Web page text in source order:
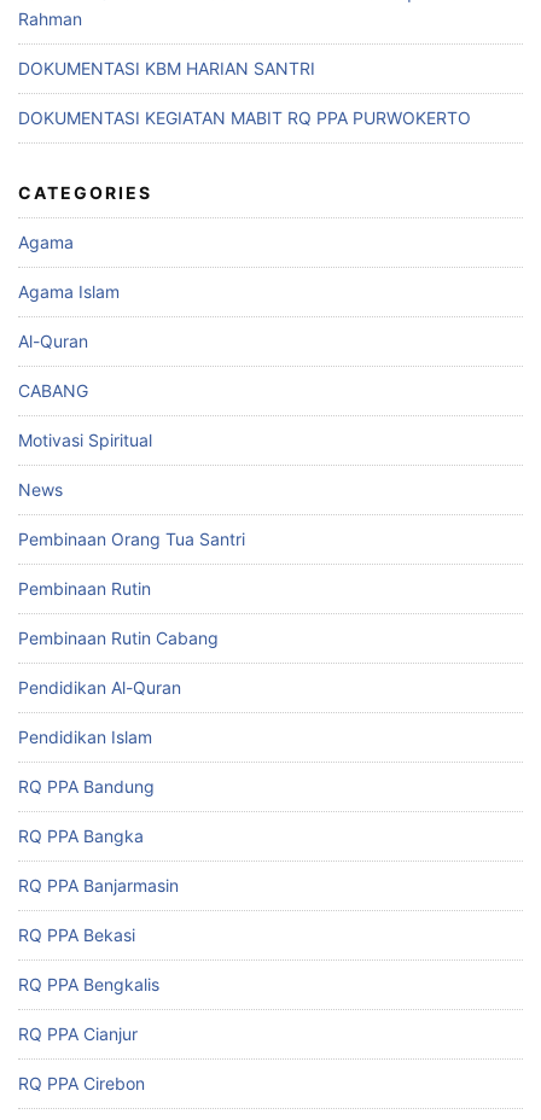
Rahman
DOKUMENTASI KBM HARIAN SANTRI
DOKUMENTASI KEGIATAN MABIT RQ PPA PURWOKERTO
CATEGORIES
Agama
Agama Islam
Al-Quran
CABANG
Motivasi Spiritual
News
Pembinaan Orang Tua Santri
Pembinaan Rutin
Pembinaan Rutin Cabang
Pendidikan Al-Quran
Pendidikan Islam
RQ PPA Bandung
RQ PPA Bangka
RQ PPA Banjarmasin
RQ PPA Bekasi
RQ PPA Bengkalis
RQ PPA Cianjur
RQ PPA Cirebon